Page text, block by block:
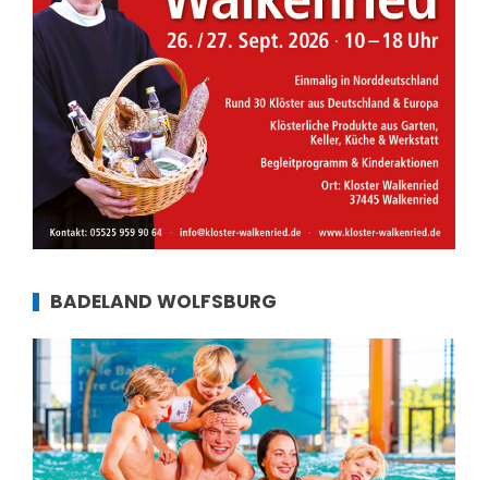
BADELAND WOLFSBURG